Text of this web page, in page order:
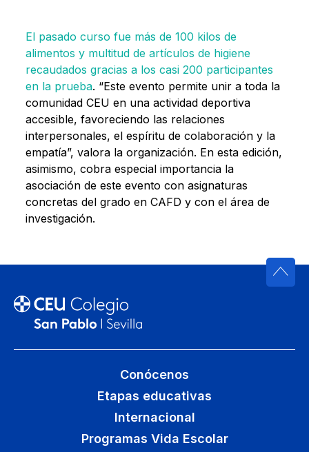
El pasado curso fue más de 100 kilos de
alimentos y multitud de artículos de higiene
recaudados gracias a los casi 200 participantes
en la prueba. “Este evento permite unir a toda la
comunidad CEU en una actividad deportiva
accesible, favoreciendo las relaciones
interpersonales, el espíritu de colaboración y la
empatía”, valora la organización. En esta edición,
asimismo, cobra especial importancia la
asociación de este evento con asignaturas
concretas del grado en CAFD y con el área de
investigación.
Conócenos
Etapas educativas
Internacional
Programas Vida Escolar